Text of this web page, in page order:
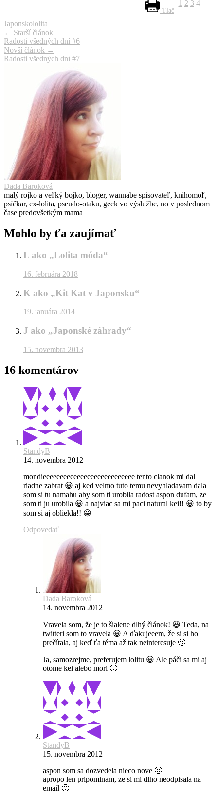
Tlač
1 2 3 4
Japonskololita
Navigácia
článku
← Starší článok
Radosti všedných dní #6
Novší článok →
Radosti všedných dní #7
Dada Baroková
malý rojko a veľký bojko, bloger, wannabe spisovateľ, knihomoľ,
psíčkar, ex-lolita, pseudo-otaku, geek vo výslužbe, no v poslednom
čase predovšetkým mama
Mohlo by ťa zaujímať
L ako „Lolita móda“
16. februára 2018
K ako „Kit Kat v Japonsku“
19. januára 2014
J ako „Japonské záhrady“
15. novembra 2013
16 komentárov
StandyB
14. novembra 2012
mondieeeeeeeeeeeeeeeeeeeeeeeeeee tento clanok mi dal
riadne zabrat 😀 aj ked velmo tuto temu nevyhladavam dala
som si tu namahu aby som ti urobila radost aspon dufam, ze
som ti ju urobila 😀 a najviac sa mi paci natural kei!! 😀 to by
som si aj obliekla!! 😀
Odpovedať
Dada Baroková
14. novembra 2012
Vravela som, že je to šialene dlhý článok! 😆 Teda, na
twitteri som to vravela 😀 A ďakujeeem, že si si ho
prečítala, aj keď ťa téma až tak neinteresuje 🙂
Ja, samozrejme, preferujem lolitu 😀 Ale páči sa mi aj
otome kei alebo mori 🙂
StandyB
15. novembra 2012
aspon som sa dozvedela nieco nove 🙂
apropo len pripominam, ze si mi dlho neodpisala na
email 🙂